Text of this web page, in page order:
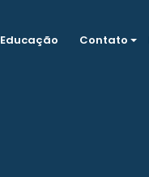
Educação Contato